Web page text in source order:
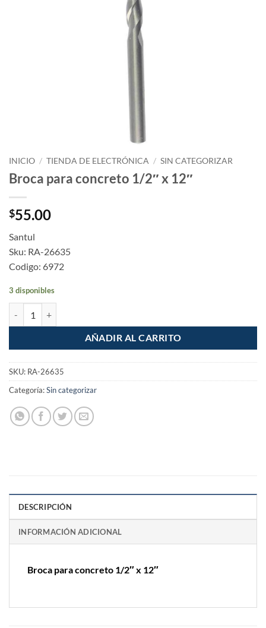
INICIO / TIENDA DE ELECTRÓNICA / SIN CATEGORIZAR
Broca para concreto 1/2″ x 12″
$55.00
Santul
Sku: RA-26635
Codigo: 6972
3 disponibles
AÑADIR AL CARRITO
SKU: RA-26635
Categoría:Sin categorizar
DESCRIPCIÓN
INFORMACIÓN ADICIONAL
Broca para concreto 1/2″ x 12″